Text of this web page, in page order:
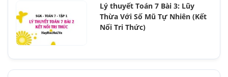
Lý thuyết Toán 7 Bài 3: Lũy
Thừa Với Số Mũ Tự Nhiên (Kết
Nối Tri Thức)